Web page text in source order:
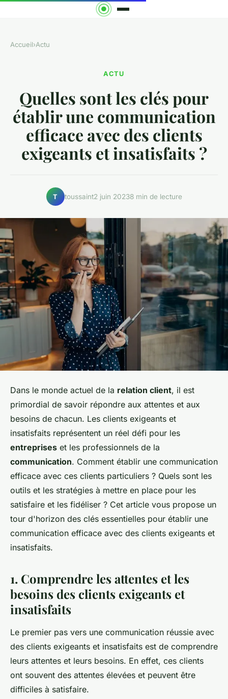
Accueil›Actu
ACTU
Quelles sont les clés pour
établir une communication
efficace avec des clients
exigeants et insatisfaits ?
T toussaint2 juin 20238 min de lecture
Dans le monde actuel de la relation client, il est
primordial de savoir répondre aux attentes et aux
besoins de chacun. Les clients exigeants et
insatisfaits représentent un réel défi pour les
entreprises et les professionnels de la
communication. Comment établir une communication
efficace avec ces clients particuliers ? Quels sont les
outils et les stratégies à mettre en place pour les
satisfaire et les fidéliser ? Cet article vous propose un
tour d'horizon des clés essentielles pour établir une
communication efficace avec des clients exigeants et
insatisfaits.
1. Comprendre les attentes et les
besoins des clients exigeants et
insatisfaits
Le premier pas vers une communication réussie avec
des clients exigeants et insatisfaits est de comprendre
leurs attentes et leurs besoins. En effet, ces clients
ont souvent des attentes élevées et peuvent être
difficiles à satisfaire.